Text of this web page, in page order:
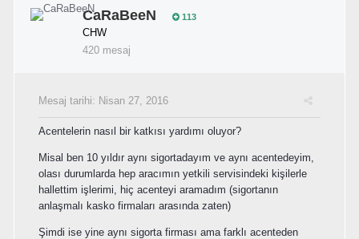
CaRaBeeN 113
CHW
420 mesaj
Mesaj tarihi: Nisan 27, 2016
Acentelerin nasıl bir katkısı yardımı oluyor?
Misal ben 10 yıldır aynı sigortadayım ve aynı acentedeyim,
olası durumlarda hep aracımın yetkili servisindeki kişilerle
hallettim işlerimi, hiç acenteyi aramadım (sigortanın
anlaşmalı kasko firmaları arasında zaten)
Şimdi ise yine aynı sigorta firması ama farklı acenteden